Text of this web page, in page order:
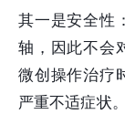
其一是安全性
轴，因此不会
微创操作治疗
严重不适症状。